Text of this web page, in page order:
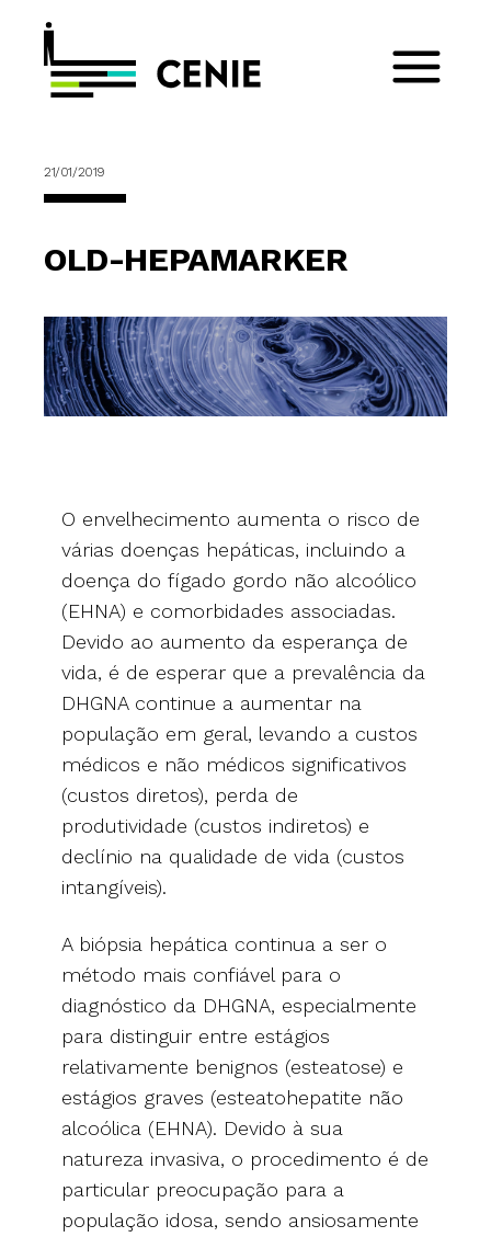
21/01/2019
OLD-HEPAMARKER
O envelhecimento aumenta o risco de
várias doenças hepáticas, incluindo a
doença do fígado gordo não alcoólico
(EHNA) e comorbidades associadas.
Devido ao aumento da esperança de
vida, é de esperar que a prevalência da
DHGNA continue a aumentar na
população em geral, levando a custos
médicos e não médicos significativos
(custos diretos), perda de
produtividade (custos indiretos) e
declínio na qualidade de vida (custos
intangíveis).
A biópsia hepática continua a ser o
método mais confiável para o
diagnóstico da DHGNA, especialmente
para distinguir entre estágios
relativamente benignos (esteatose) e
estágios graves (esteatohepatite não
alcoólica (EHNA). Devido à sua
natureza invasiva, o procedimento é de
particular preocupação para a
população idosa, sendo ansiosamente